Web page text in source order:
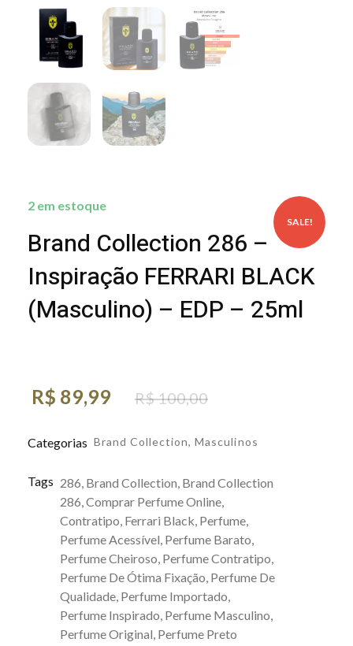
Brand Collection 286 –
Inspiração FERRARI BLACK
(Masculino) – EDP – 25ml
SALE!
R$ 89,99 R$100,00
2 em estoque
Categorias Brand Collection,Masculinos
Tags 286, Brand Collection, Brand Collection
286,Comprar Perfume Online,
Contratipo, Ferrari Black, Perfume,
Perfume Acessível, Perfume Barato,
Perfume Cheiroso, Perfume Contratipo,
Perfume De Ótima Fixação, Perfume De
Qualidade, Perfume Importado,
Perfume Inspirado, Perfume Masculino,
Perfume Original, Perfume Preto